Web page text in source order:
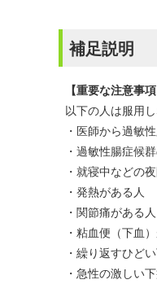
補足説明
【重要な注意事
以下の人は服用
・医師から過敏
・過敏性腸症候
・就寝中などの
・発熱がある人
・関節痛がある人
・粘血便（下血
・繰り返すひど
・急性の激しい